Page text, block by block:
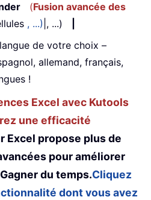
(Fusion avancée des
, ...) |, ...)
de votre choix –
allemand, français,
!
Excel avec Kutools
une efficacité
Excel propose plus de
pour améliorer
du temps.Cliquez
dont vous avez